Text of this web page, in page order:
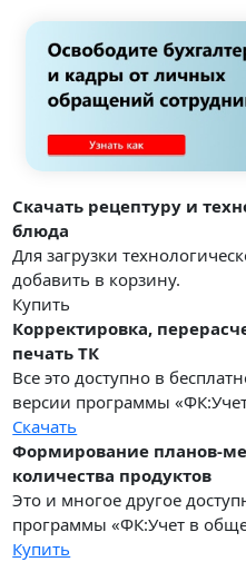
Скачать рецептуру и
блюда
Для загрузки
добавить в корзину.
Купить
Корректировка,
печать ТК
Все это доступно в
версии программы
Скачать
Формирование планов-
количества продуктов
Это и многое другое
программы «ФК:Учет в
Купить